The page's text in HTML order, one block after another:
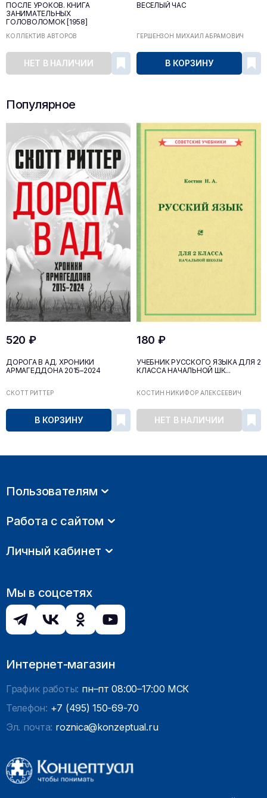
ПОСЛЕ УРОКОВ. КНИГА
ЗАНИМАТЕЛЬНЫХ
ГОЛОВОЛОМОК [1958]
КОЛЛЕКТИВ АВТОРОВ
НЕТ В НАЛИЧИИ
ВЕСЁЛЫЙ ЧАС
ГЕРШЕНЗОН МИХАИЛ АБРАМОВИЧ
В КОРЗИНУ
Популярное
520 ₽
ДОРОГА В АД. ХРОНИКИ
АРМАГЕДДОНА 2015–2024
СКОТТ РИТТЕР
В КОРЗИНУ
180 ₽
УЧЕБНИК РУССКОГО ЯЗЫКА ДЛЯ 2
КЛАССА НАЧАЛЬНОЙ ШК...
КОСТИН НИКИФОР АЛЕКСЕЕВИЧ
НЕТ В НАЛИЧИИ
Пользователям
Работа с сайтом
Личный кабинет
Мы в соцсетях
Интернет-магазин
График работы: пн–пт 08:00–17:00 МСК
Телефон: +7 (495) 150-69-70
Эл. почта: roznica@konzeptual.ru